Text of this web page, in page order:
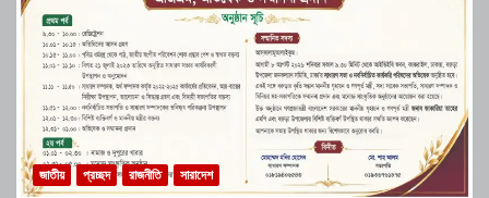
জাতীয় প্রচ্ছদ রাজনীতি সারাদেশ